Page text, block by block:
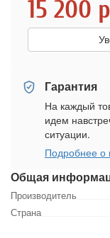
Общая
Производитель
Страна
15 200
Гарантия
На каждый
идем
ситуации.
Подробнее о